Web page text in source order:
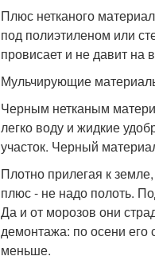
Плюс нетканого
под полиэтиленом или
провисает и не давит на
Мульчирующие
Черным нетканым
легко воду и жидкие
участок. Черный
Плотно прилегая к
плюс - не надо полоть.
Да и от морозов они
демонтажа: по осени
меньше.